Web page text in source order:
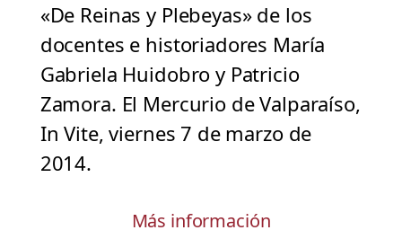
«De Reinas y Plebeyas» de los
docentes e historiadores María
Gabriela Huidobro y Patricio
Zamora. El Mercurio de Valparaíso,
In Vite, viernes 7 de marzo de
2014.
Más información